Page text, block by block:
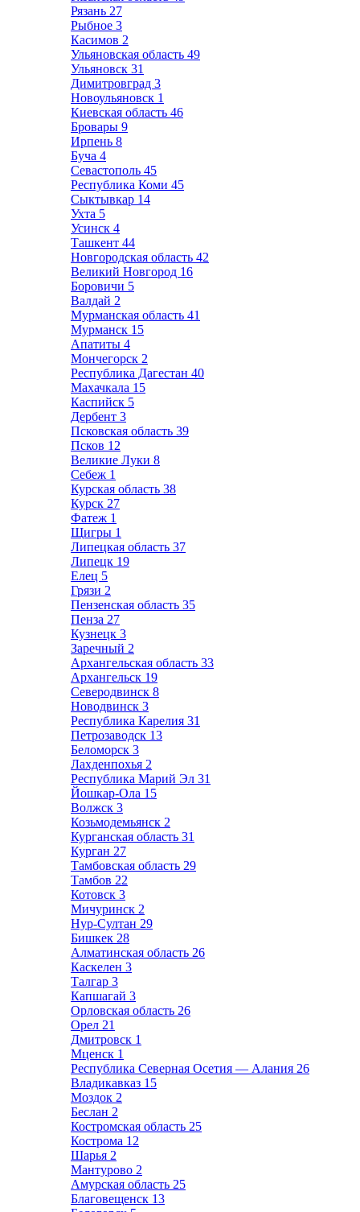
Рязань 27
Рыбное 3
Касимов 2
Ульяновская область 49
Ульяновск 31
Димитровград 3
Новоульяновск 1
Киевская область 46
Бровары 9
Ирпень 8
Буча 4
Севастополь 45
Республика Коми 45
Сыктывкар 14
Ухта 5
Усинск 4
Ташкент 44
Новгородская область 42
Великий Новгород 16
Боровичи 5
Валдай 2
Мурманская область 41
Мурманск 15
Апатиты 4
Мончегорск 2
Республика Дагестан 40
Махачкала 15
Каспийск 5
Дербент 3
Псковская область 39
Псков 12
Великие Луки 8
Себеж 1
Курская область 38
Курск 27
Фатеж 1
Щигры 1
Липецкая область 37
Липецк 19
Елец 5
Грязи 2
Пензенская область 35
Пенза 27
Кузнецк 3
Заречный 2
Архангельская область 33
Архангельск 19
Северодвинск 8
Новодвинск 3
Республика Карелия 31
Петрозаводск 13
Беломорск 3
Лахденпохья 2
Республика Марий Эл 31
Йошкар-Ола 15
Волжск 3
Козьмодемьянск 2
Курганская область 31
Курган 27
Тамбовская область 29
Тамбов 22
Котовск 3
Мичуринск 2
Нур-Султан 29
Бишкек 28
Алматинская область 26
Каскелен 3
Талгар 3
Капшагай 3
Орловская область 26
Орел 21
Дмитровск 1
Мценск 1
Республика Северная Осетия — Алания 26
Владикавказ 15
Моздок 2
Беслан 2
Костромская область 25
Кострома 12
Шарья 2
Мантурово 2
Амурская область 25
Благовещенск 13